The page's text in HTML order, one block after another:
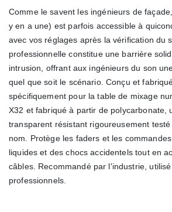
Comme le savent les ingénieurs de
y en a une) est parfois accessible à
avec vos réglages après la vérification du
professionnelle constitue une barrière
intrusion, offrant aux ingénieurs du son
quel que soit le scénario. Conçu et
spécifiquement pour la table de mixage
X32 et fabriqué à partir de polycarbonate,
transparent résistant rigoureusement
nom. Protège les faders et les
liquides et des chocs accidentels tout en
câbles. Recommandé par l'industrie,
professionnels.